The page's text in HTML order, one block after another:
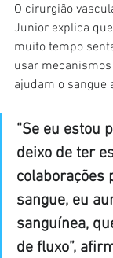
O cirurgião
Junior explica
muito tempo
usar
ajudam o sangue
“Se eu estou
deixo de ter
colaborações
sangue, eu
sanguínea,
de fluxo”,